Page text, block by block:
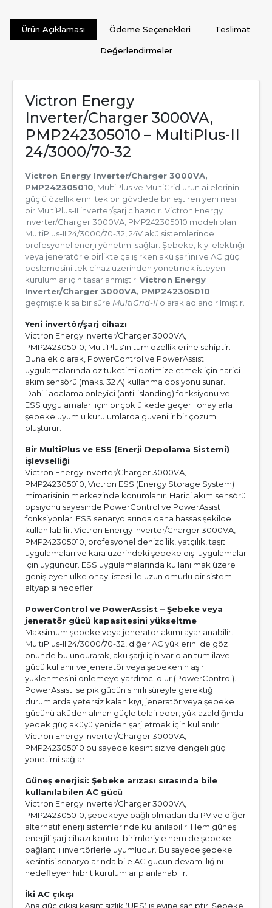
Ürün Açıklaması Ödeme Seçenekleri Teslimat
Değerlendirmeler
Victron Energy
Inverter/Charger 3000VA,
PMP242305010 – MultiPlus-II
24/3000/70-32
Victron Energy Inverter/Charger 3000VA,
PMP242305010 , MultiPlus ve MultiGrid ürün ailelerinin
güçlü özelliklerini tek bir gövdede birleştiren yeni nesil
bir MultiPlus-II inverter/şarj cihazıdır. Victron Energy
Inverter/Charger 3000VA, PMP242305010 modeli olan
MultiPlus-II 24/3000/70-32, 24V akü sistemlerinde
profesyonel enerji yönetimi sağlar. Şebeke, kıyı elektriği
veya jeneratörle birlikte çalışırken akü şarjını ve AC güç
beslemesini tek cihaz üzerinden yönetmek isteyen
kurulumlar için tasarlanmıştır. Victron Energy
Inverter/Charger 3000VA, PMP242305010
geçmişte kısa bir süre MultiGrid-II olarak adlandırılmıştır.
Yeni invertör/şarj cihazı
Victron Energy Inverter/Charger 3000VA,
PMP242305010; MultiPlus'ın tüm özelliklerine sahiptir.
Buna ek olarak, PowerControl ve PowerAssist
uygulamalarında öz tüketimi optimize etmek için harici
akım sensörü (maks. 32 A) kullanma opsiyonu sunar.
Dahili adalama önleyici (anti-islanding) fonksiyonu ve
ESS uygulamaları için birçok ülkede geçerli onaylarla
şebeke uyumlu kurulumlarda güvenilir bir çözüm
oluşturur.
Bir MultiPlus ve ESS (Enerji Depolama Sistemi)
işlevselliği
Victron Energy Inverter/Charger 3000VA,
PMP242305010, Victron ESS (Energy Storage System)
mimarisinin merkezinde konumlanır. Harici akım sensörü
opsiyonu sayesinde PowerControl ve PowerAssist
fonksiyonları ESS senaryolarında daha hassas şekilde
kullanılabilir. Victron Energy Inverter/Charger 3000VA,
PMP242305010, profesyonel denizcilik, yatçılık, taşıt
uygulamaları ve kara üzerindeki şebeke dışı uygulamalar
için uygundur. ESS uygulamalarında kullanılmak üzere
genişleyen ülke onay listesi ile uzun ömürlü bir sistem
altyapısı hedefler.
PowerControl ve PowerAssist – Şebeke veya
jeneratör gücü kapasitesini yükseltme
Maksimum şebeke veya jeneratör akımı ayarlanabilir.
MultiPlus-II 24/3000/70-32, diğer AC yüklerini de göz
önünde bulundurarak, akü şarjı için var olan tüm ilave
gücü kullanır ve jeneratör veya şebekenin aşırı
yüklenmesini önlemeye yardımcı olur (PowerControl).
PowerAssist ise pik gücün sınırlı süreyle gerektiği
durumlarda yetersiz kalan kıyı, jeneratör veya şebeke
gücünü aküden alınan güçle telafi eder; yük azaldığında
yedek güç aküyü yeniden şarj etmek için kullanılır.
Victron Energy Inverter/Charger 3000VA,
PMP242305010 bu sayede kesintisiz ve dengeli güç
yönetimi sağlar.
Güneş enerjisi: Şebeke arızası sırasında bile
kullanılabilen AC gücü
Victron Energy Inverter/Charger 3000VA,
PMP242305010, şebekeye bağlı olmadan da PV ve diğer
alternatif enerji sistemlerinde kullanılabilir. Hem güneş
enerjili şarj cihazı kontrol birimleriyle hem de şebeke
bağlantılı invertörlerle uyumludur. Bu sayede şebeke
kesintisi senaryolarında bile AC gücün devamlılığını
hedefleyen hibrit kurulumlar planlanabilir.
İki AC çıkışı
Ana güç çıkışı kesintisizlik (UPS) işlevine sahiptir. Şebeke